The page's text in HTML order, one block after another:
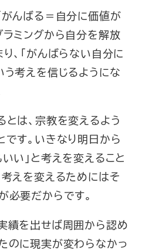
がんばる＝自分に価値が
ラミングから自分を解放
、「がんばらない自分に
う考えを信じるようにな
とは、宗教を変えるよう
です。いきなり明日から
い」と考えを変えること
考えを変えるためにはそ
必要だからです。
績を出せば周囲から認め
のに現実が変わらなかっ